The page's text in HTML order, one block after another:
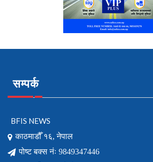
सम्पर्क
BFIS NEWS
काठमाडौँ १६, नेपाल
पोष्ट बक्स नंः 9849347446